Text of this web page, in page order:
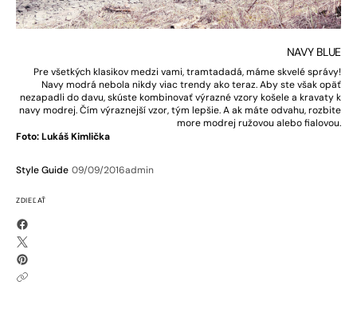
NAVY BLUE
Pre všetkých klasikov medzi vami, tramtadadá, máme skvelé správy!
Navy modrá nebola nikdy viac trendy ako teraz. Aby ste však opäť
nezapadli do davu, skúste kombinovať výrazné vzory košele a kravaty k
navy modrej. Čím výraznejší vzor, tým lepšie. A ak máte odvahu, rozbite
more modrej ružovou alebo fialovou.
Foto: Lukáš Kimlička
Style Guide 09/09/2016admin
ZDIEĽAŤ